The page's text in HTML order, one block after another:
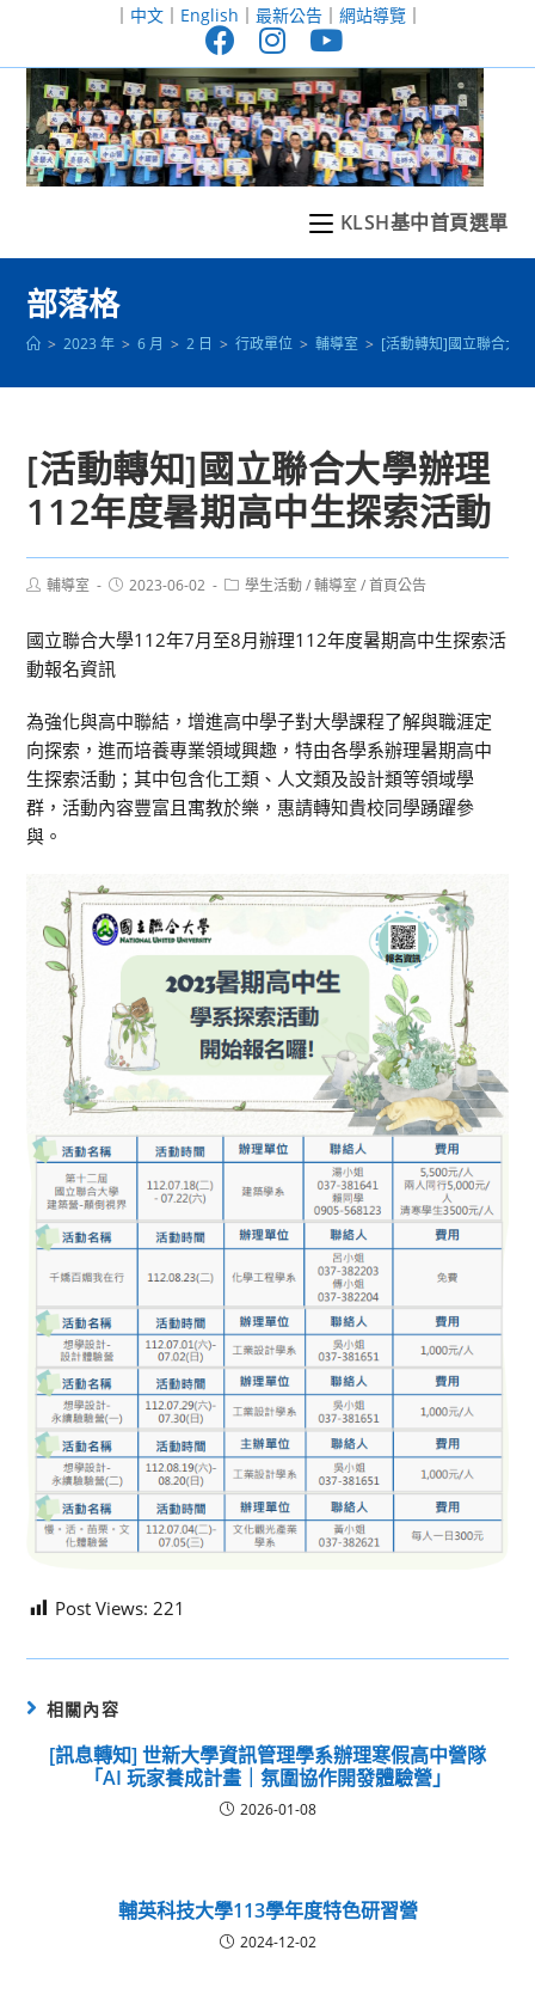
至
｜ 中文｜ English ｜ 最新公告｜ 網站導覽｜
KLSH基中首頁選單
部落格
> 2023 年 > 6 月 > 2 日 > 行政單位 > 輔導室 > [活動轉知]國立聯合大
[活動轉知]國立聯合大學辦理
112年度暑期高中生探索活動
Post輔導室
Post2023-06-02
Post學生活動 / 輔導室 / 首頁公告
國立聯合大學112年7月至8月辦理112年度暑期高中生探索活
動報名資訊
為強化與高中聯結，增進高中學子對大學課程了解與職涯定
向探索，進而培養專業領域興趣，特由各學系辦理暑期高中
生探索活動；其中包含化工類、人文類及設計類等領域學
群，活動內容豐富且寓教於樂，惠請轉知貴校同學踴躍參
與。
Post Views: 221
相關內容
[訊息轉知] 世新大學資訊管理學系辦理寒假高中營隊
「AI 玩家養成計畫｜氛圍協作開發體驗營」
2026-01-08
輔英科技大學113學年度特色研習營
2024-12-02